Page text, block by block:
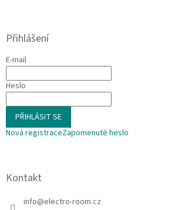
Přihlášení
E-mail
Heslo
PŘIHLÁSIT SE
Nová registraceZapomenuté heslo
Kontakt
info@electro-room.cz